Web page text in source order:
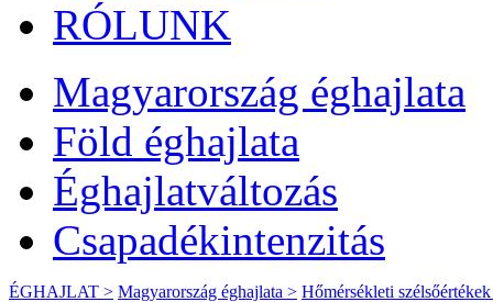
RÓLUNK
Magyarország éghajlata
Föld éghajlata
Éghajlatváltozás
Csapadékintenzitás
ÉGHAJLAT > Magyarország éghajlata > Hőmérsékleti